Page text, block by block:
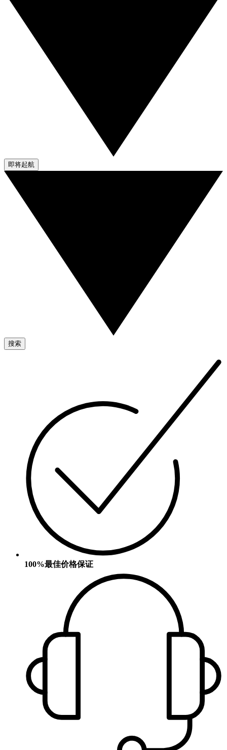
即将起航
搜索
100%最佳价格保证